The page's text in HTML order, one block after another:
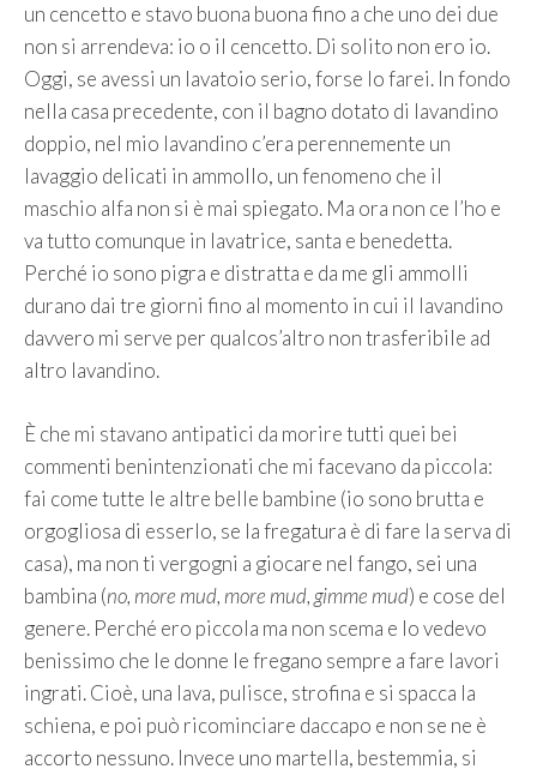
un cencetto e stavo buona buona fino a che uno dei due
non si arrendeva: io o il cencetto. Di solito non ero io.
Oggi, se avessi un lavatoio serio, forse lo farei. In fondo
nella casa precedente, con il bagno dotato di lavandino
doppio, nel mio lavandino c’era perennemente un
lavaggio delicati in ammollo, un fenomeno che il
maschio alfa non si è mai spiegato. Ma ora non ce l’ho e
va tutto comunque in lavatrice, santa e benedetta.
Perché io sono pigra e distratta e da me gli ammolli
durano dai tre giorni fino al momento in cui il lavandino
davvero mi serve per qualcos’altro non trasferibile ad
altro lavandino.
È che mi stavano antipatici da morire tutti quei bei
commenti benintenzionati che mi facevano da piccola:
fai come tutte le altre belle bambine (io sono brutta e
orgogliosa di esserlo, se la fregatura è di fare la serva di
casa), ma non ti vergogni a giocare nel fango, sei una
bambina (no, more mud, more mud, gimme mud) e cose del
genere. Perché ero piccola ma non scema e lo vedevo
benissimo che le donne le fregano sempre a fare lavori
ingrati. Cioè, una lava, pulisce, strofina e si spacca la
schiena, e poi può ricominciare daccapo e non se ne è
accorto nessuno. Invece uno martella, bestemmia, si